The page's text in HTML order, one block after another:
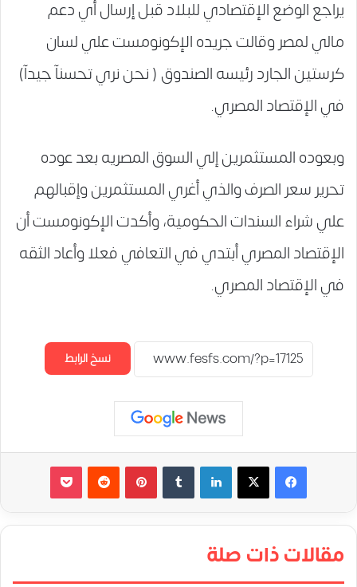
يراجع الوضع الإقتصادي للبلاد قبل إرسال أي دعم
مالي لمصر وقالت جريده الإكونومست علي لسان
كرستين الجارد رئيسه الصندوق ( نحن نري تحسنآ جيدآ)
في الإقتصاد المصري.
وبعوده المستثمرين إلي السوق المصريه بعد عوده
تحرير سعر الصرف والذي أغري المستثمرين وإقبالهم
علي شراء السندات الحكومية، وأكدت الإكونومست أن
الإقتصاد المصري أبتدي في التعافي فعلا وأعاد الثقه
في الإقتصاد المصري.
نسخ الرابط
لينكدإن بينتيريست
مقالات ذات صلة